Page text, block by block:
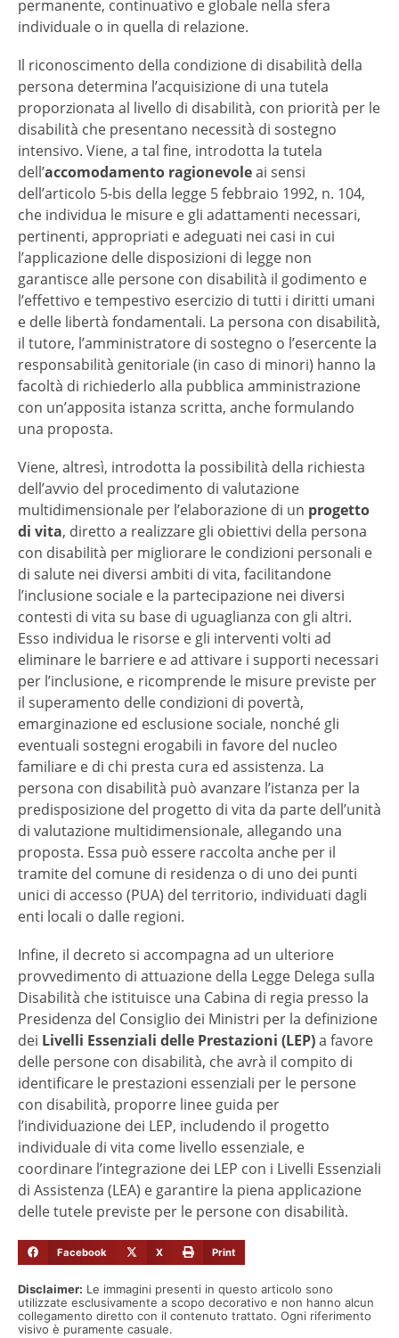
permanente, continuativo e globale nella sfera
individuale o in quella di relazione.
Il riconoscimento della condizione di disabilità della
persona determina l’acquisizione di una tutela
proporzionata al livello di disabilità, con priorità per le
disabilità che presentano necessità di sostegno
intensivo. Viene, a tal fine, introdotta la tutela
dell’accomodamento ragionevoleai sensi
dell’articolo 5-bis della legge 5 febbraio 1992, n. 104,
che individua le misure e gli adattamenti necessari,
pertinenti, appropriati e adeguati nei casi in cui
l’applicazione delle disposizioni di legge non
garantisce alle persone con disabilità il godimento e
l’effettivo e tempestivo esercizio di tutti i diritti umani
e delle libertà fondamentali. La persona con disabilità,
il tutore, l’amministratore di sostegno o l’esercente la
responsabilità genitoriale (in caso di minori) hanno la
facoltà di richiederlo alla pubblica amministrazione
con un’apposita istanza scritta, anche formulando
una proposta.
Viene, altresì, introdotta la possibilità della richiesta
dell’avvio del procedimento di valutazione
multidimensionale per l’elaborazione di un progetto
di vita, diretto a realizzare gli obiettivi della persona
con disabilità per migliorare le condizioni personali e
di salute nei diversi ambiti di vita, facilitandone
l’inclusione sociale e la partecipazione nei diversi
contesti di vita su base di uguaglianza con gli altri.
Esso individua le risorse e gli interventi volti ad
eliminare le barriere e ad attivare i supporti necessari
per l’inclusione, e ricomprende le misure previste per
il superamento delle condizioni di povertà,
emarginazione ed esclusione sociale, nonché gli
eventuali sostegni erogabili in favore del nucleo
familiare e di chi presta cura ed assistenza. La
persona con disabilità può avanzare l’istanza per la
predisposizione del progetto di vita da parte dell’unità
di valutazione multidimensionale, allegando una
proposta. Essa può essere raccolta anche per il
tramite del comune di residenza o di uno dei punti
unici di accesso (PUA) del territorio, individuati dagli
enti locali o dalle regioni.
Infine, il decreto si accompagna ad un ulteriore
provvedimento di attuazione della Legge Delega sulla
Disabilità che istituisce una Cabina di regia presso la
Presidenza del Consiglio dei Ministri per la definizione
dei Livelli Essenziali delle Prestazioni (LEP)a favore
delle persone con disabilità, che avrà il compito di
identificare le prestazioni essenziali per le persone
con disabilità, proporre linee guida per
l’individuazione dei LEP, includendo il progetto
individuale di vita come livello essenziale, e
coordinare l’integrazione dei LEP con i Livelli Essenziali
di Assistenza (LEA) e garantire la piena applicazione
delle tutele previste per le persone con disabilità.
Facebook X Print
Disclaimer: Le immagini presenti in questo articolo sono
utilizzate esclusivamente a scopo decorativo e non hanno alcun
collegamento diretto con il contenuto trattato. Ogni riferimento
visivo è puramente casuale.